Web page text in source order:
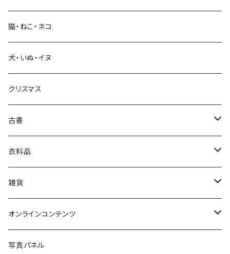
生活・暮らし
芸術・絵画・写真
絵本・児童書
娯楽・エンターテインメント
猫・ねこ・ネコ
犬・いぬ・イヌ
クリスマス
古書
古書セット
美術
衣料品
POLEWARDS
Tシャツ
雑貨
バッグ
ブックカバー
オンラインコンテンツ
冒険クロストーク
写真パネル